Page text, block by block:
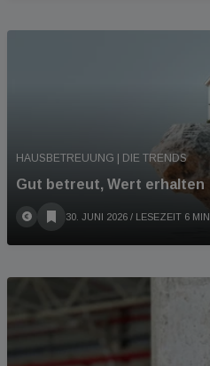
HAUSBETREUUNG | DIE TRENDS
Gut betreut, Wert erhalten
30. JUNI 2026 / LESEZEIT 6 MIN